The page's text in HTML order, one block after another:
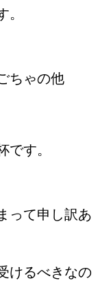
ちゃの他
です。
って申し訳あ
けるべきなの